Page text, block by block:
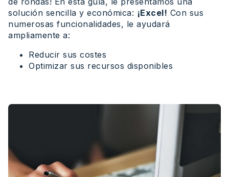
solución sencilla y económica: ¡Excel! Con sus
numerosas funcionalidades, le ayudará
ampliamente a:
Reducir sus costes
Optimizar sus recursos disponibles